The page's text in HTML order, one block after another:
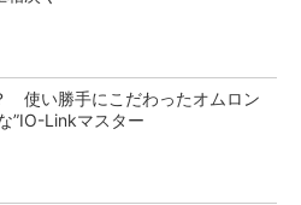
使い勝手にこだわったオムロン
”IO-Linkマスター